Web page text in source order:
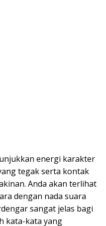
energi karakter
tegak serta kontak
Anda akan terlihat
dengan nada suara
sangat jelas bagi
kata-kata yang